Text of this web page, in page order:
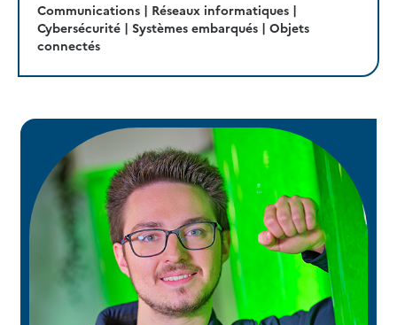
Communications | Réseaux informatiques |
Cybersécurité | Systèmes embarqués | Objets
connectés